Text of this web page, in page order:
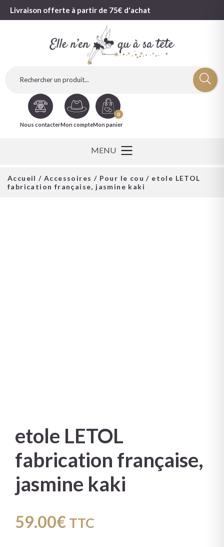
Livraison offerte à partir de 75€ d'achat
Nous contacterMon compte
0
Mon panier
Accueil /Accessoires / Pour le cou / etole LETOL
fabrication française, jasmine kaki
etole LETOL
fabrication française,
jasmine kaki
59.00€ TTC